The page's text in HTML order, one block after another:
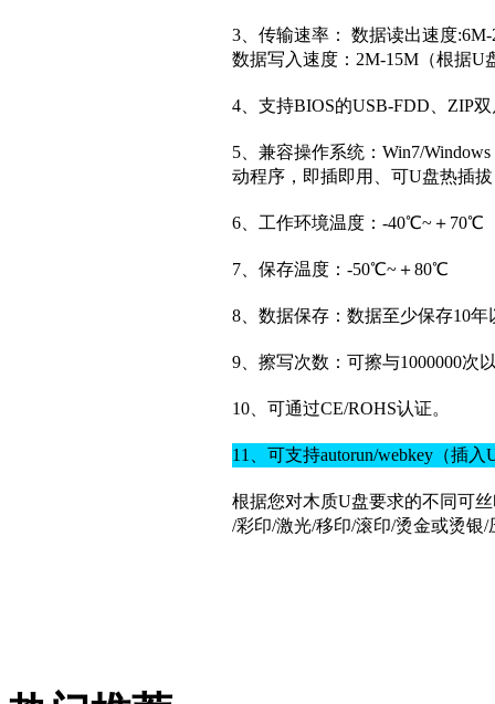
3、传输速率： 数据读出速度
数据写入速度：2M-15M（根据U
4、支持BIOS的USB-FDD、ZIP
5、兼容操作系统：Win7/
动程序，即插即用、可U盘热插
6、工作环境温度：-40℃~＋70℃
7、保存温度：-50℃~＋80℃
8、数据保存：数据至少保存10年
9、擦写次数：可擦与1000000次
10、可通过CE/ROHS认证。
11、可支持autorun/webkey（插
根据您对木质U盘要求的不同可
/彩印/激光/移印/滚印/烫金或烫银